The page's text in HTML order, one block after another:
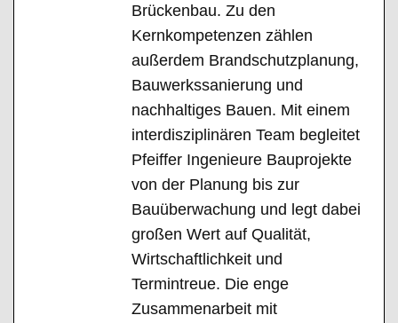
Brückenbau. Zu den
Kernkompetenzen zählen
außerdem Brandschutzplanung,
Bauwerkssanierung und
nachhaltiges Bauen. Mit einem
interdisziplinären Team begleitet
Pfeiffer Ingenieure Bauprojekte
von der Planung bis zur
Bauüberwachung und legt dabei
großen Wert auf Qualität,
Wirtschaftlichkeit und
Termintreue. Die enge
Zusammenarbeit mit